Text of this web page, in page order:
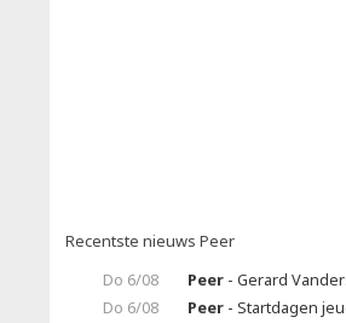
Recentste nieuws Peer
Do 6/08
Peer - Gerard
Do 6/08
Peer - Startdagen